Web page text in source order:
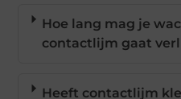
Hoe lang mag je
contactlijm gaat
Heeft contactlijm